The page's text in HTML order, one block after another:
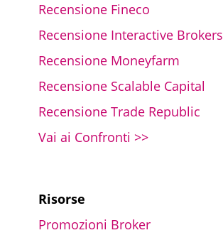
Recensione Fineco
Recensione Interactive Brokers
Recensione Moneyfarm
Recensione Scalable Capital
Recensione Trade Republic
Vai ai Confronti >>
Risorse
Promozioni Broker